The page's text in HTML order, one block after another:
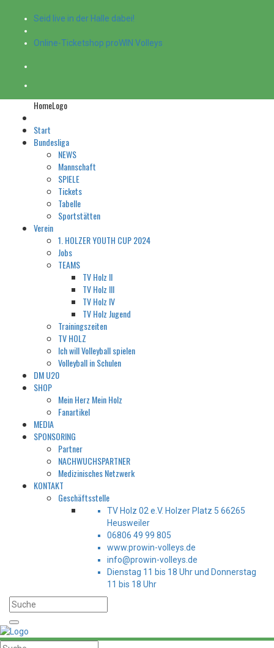
Seid live in der Halle dabei!
Online-Ticketshop proWIN Volleys
HomeLogo
Start
Bundesliga
NEWS
Mannschaft
SPIELE
Tickets
Tabelle
Sportstätten
Verein
1. HOLZER YOUTH CUP 2024
Jobs
TEAMS
TV Holz II
TV Holz III
TV Holz IV
TV Holz Jugend
Trainingszeiten
TV HOLZ
Ich will Volleyball spielen
Volleyball in Schulen
DM U20
SHOP
Mein Herz Mein Holz
Fanartikel
MEDIA
SPONSORING
Partner
NACHWUCHSPARTNER
Medizinisches Netzwerk
KONTAKT
Geschäftsstelle
TV Holz 02 e.V. Holzer Platz 5 66265
Heusweiler
06806 49 99 805
www.prowin-volleys.de
info@prowin-volleys.de
Dienstag 11 bis 18 Uhr und Donnerstag
11 bis 18 Uhr